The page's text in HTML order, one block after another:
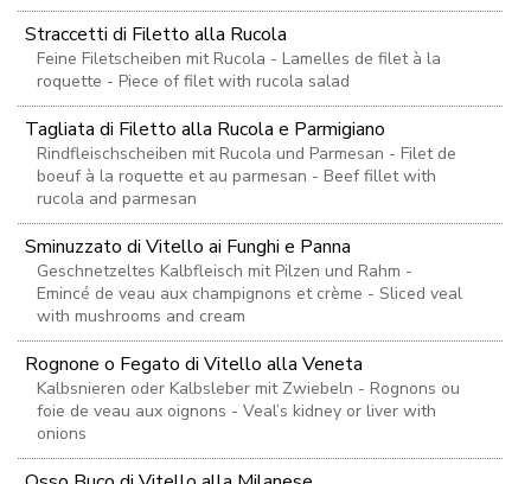
Straccetti di Filetto alla Rucola
Feine Filetscheiben mit Rucola - Lamelles de filet à la
roquette - Piece of filet with rucola salad
Tagliata di Filetto alla Rucola e Parmigiano
Rindfleischscheiben mit Rucola und Parmesan - Filet de
boeuf à la roquette et au parmesan - Beef fillet with
rucola and parmesan
Sminuzzato di Vitello ai Funghi e Panna
Geschnetzeltes Kalbfleisch mit Pilzen und Rahm -
Emincé de veau aux champignons et crème - Sliced veal
with mushrooms and cream
Rognone o Fegato di Vitello alla Veneta
Kalbsnieren oder Kalbsleber mit Zwiebeln - Rognons ou
foie de veau aux oignons - Veal’s kidney or liver with
onions